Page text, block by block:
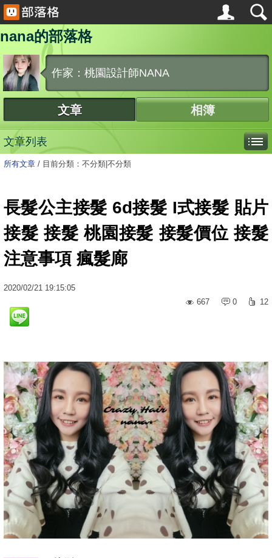
nana的部落格
作家：桃園設計師NANA
文章 相簿
文章列表
所有文章 / 目前分類：不分類|不分類
長髮公主接髮 6d接髮 I式接髮 貼片
接髮 接髮 桃園接髮 接髮價位 接髮
注意事項 瘋髮廊
2020/02/21 19:15:05
667
0 12